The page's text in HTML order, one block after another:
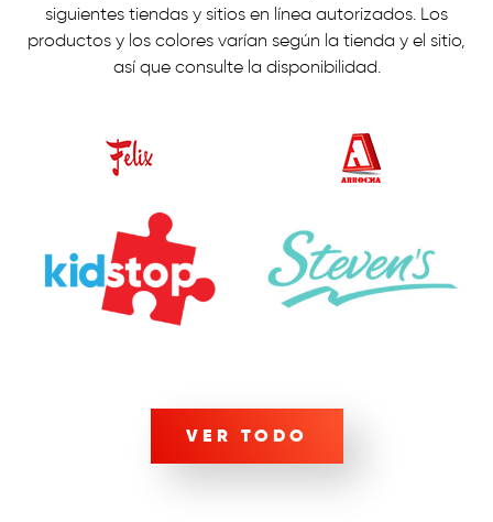
siguientes tiendas y sitios en línea autorizados. Los
productos y los colores varían según la tienda y el sitio,
así que consulte la disponibilidad.
VER TODO